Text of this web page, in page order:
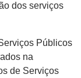
dos serviços
Públicos
na
de Serviços